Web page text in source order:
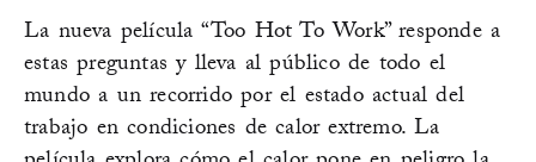
La nueva película “Too Hot To Work” responde a
estas preguntas y lleva al público de todo el
mundo a un recorrido por el estado actual del
trabajo en condiciones de calor extremo. La